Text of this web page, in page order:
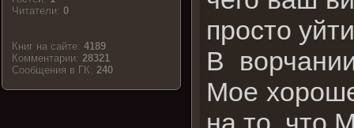
Читатели:0
Книг на сайте:4189
Комментарии:28321
Cообщения в ГК:240
просто
В
Мое